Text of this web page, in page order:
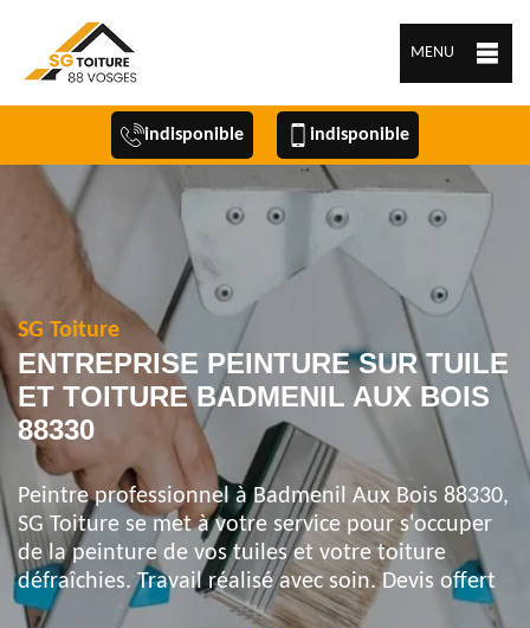
MENU
indisponible indisponible
SG Toiture
ENTREPRISE PEINTURE SUR TUILE
ET TOITURE BADMENIL AUX BOIS
88330
Peintre professionnel à Badmenil Aux Bois 88330,
SG Toiture se met à votre service pour s'occuper
de la peinture de vos tuiles et votre toiture
défraîchies. Travail réalisé avec soin. Devis offert